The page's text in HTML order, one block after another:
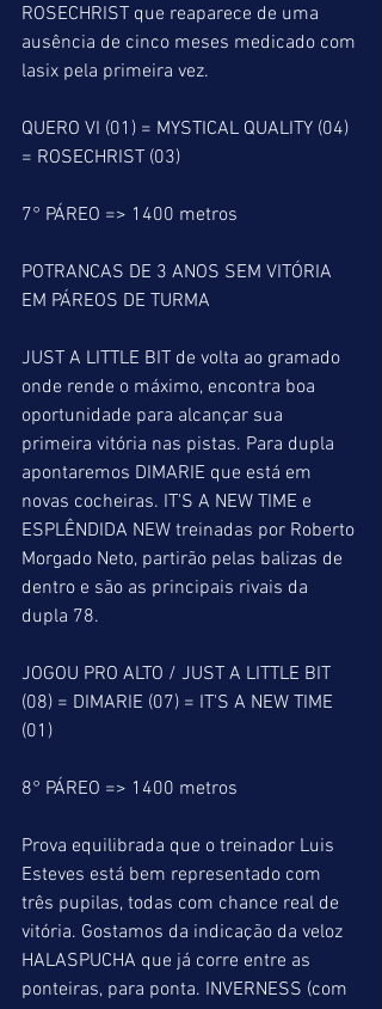
ROSECHRIST que reaparece de uma
ausência de cinco meses medicado com
lasix pela primeira vez.
QUERO VI (01) = MYSTICAL QUALITY (04)
= ROSECHRIST (03)
7° PÁREO => 1400 metros
POTRANCAS DE 3 ANOS SEM VITÓRIA
EM PÁREOS DE TURMA
JUST A LITTLE BIT de volta ao gramado
onde rende o máximo, encontra boa
oportunidade para alcançar sua
primeira vitória nas pistas. Para dupla
apontaremos DIMARIE que está em
novas cocheiras. IT'S A NEW TIME e
ESPLÊNDIDA NEW treinadas por Roberto
Morgado Neto, partirão pelas balizas de
dentro e são as principais rivais da
dupla 78.
JOGOU PRO ALTO / JUST A LITTLE BIT
(08) = DIMARIE (07) = IT'S A NEW TIME
(01)
8° PÁREO => 1400 metros
Prova equilibrada que o treinador Luis
Esteves está bem representado com
três pupilas, todas com chance real de
vitória. Gostamos da indicação da veloz
HALASPUCHA que já corre entre as
ponteiras, para ponta. INVERNESS (com